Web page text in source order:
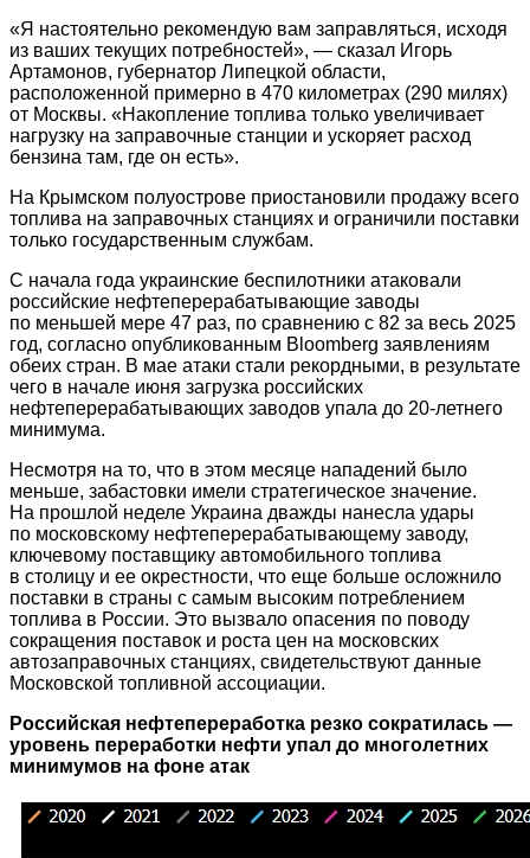
«Я настоятельно рекомендую вам заправляться, исходя
из ваших текущих потребностей», — сказал Игорь
Артамонов, губернатор Липецкой области,
расположенной примерно в 470 километрах (290 милях)
от Москвы. «Накопление топлива только увеличивает
нагрузку на заправочные станции и ускоряет расход
бензина там, где он есть».
На Крымском полуострове приостановили продажу всего
топлива на заправочных станциях и ограничили поставки
только государственным службам.
С начала года украинские беспилотники атаковали
российские нефтеперерабатывающие заводы
по меньшей мере 47 раз, по сравнению с 82 за весь 2025
год, согласно опубликованным Bloomberg заявлениям
обеих стран. В мае атаки стали рекордными, в результате
чего в начале июня загрузка российских
нефтеперерабатывающих заводов упала до 20-летнего
минимума.
Несмотря на то, что в этом месяце нападений было
меньше, забастовки имели стратегическое значение.
На прошлой неделе Украина дважды нанесла удары
по московскому нефтеперерабатывающему заводу,
ключевому поставщику автомобильного топлива
в столицу и ее окрестности, что еще больше осложнило
поставки в страны с самым высоким потреблением
топлива в России. Это вызвало опасения по поводу
сокращения поставок и роста цен на московских
автозаправочных станциях, свидетельствуют данные
Московской топливной ассоциации.
Российская нефтепереработка резко сократилась —
уровень переработки нефти упал до многолетних
минимумов на фоне атак